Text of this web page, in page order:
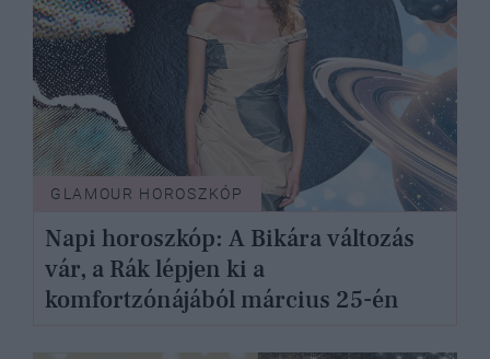
GLAMOUR HOROSZKÓP
Napi horoszkóp: A Bikára változás
vár, a Rák lépjen ki a
komfortzónájából március 25-én